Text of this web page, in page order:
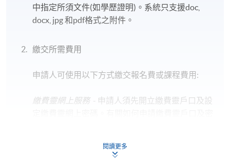
中指定所須文件(如學歷證明)。系統只支援doc,
docx, jpg 和pdf格式之附件。
繳交所需費用
申請人可使用以下方式繳交報名費或課程費用:
繳費靈網上服務- 申請人須先開立繳費靈戶口及設
*信用咭網上繳費服務- 申請人可以 VISA 或
閱讀更多